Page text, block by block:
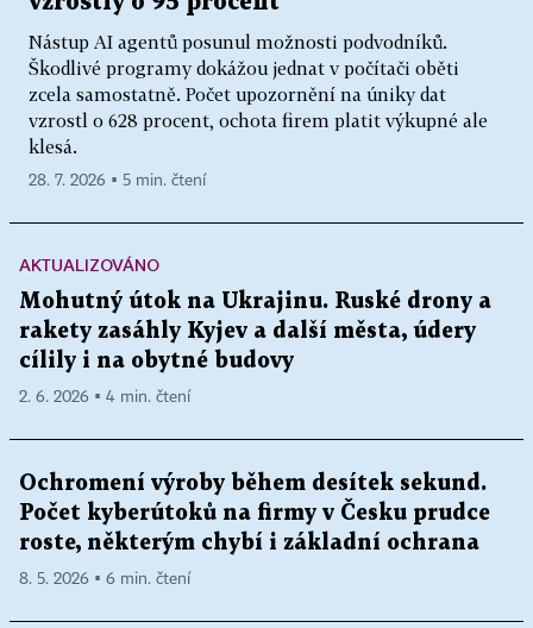
Nástup AI agentů posunul možnosti podvodníků.
Škodlivé programy dokážou jednat v počítači oběti
zcela samostatně. Počet upozornění na úniky dat
vzrostl o 628 procent, ochota firem platit výkupné ale
klesá.
28. 7. 2026 ▪ 5 min. čtení
AKTUALIZOVÁNO
Mohutný útok na Ukrajinu. Ruské drony a
rakety zasáhly Kyjev a další města, údery
cílily i na obytné budovy
2. 6. 2026 ▪ 4 min. čtení
Ochromení výroby během desítek sekund.
Počet kyberútoků na firmy v Česku prudce
roste, některým chybí i základní ochrana
8. 5. 2026 ▪ 6 min. čtení